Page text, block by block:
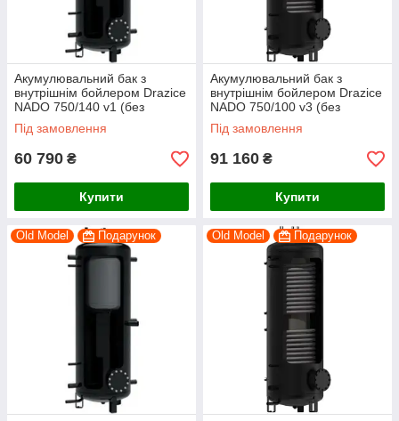
Акумулювальний бак з
внутрішнім бойлером Drazice
NADO 750/140 v1 (без
ізоляції)
Під замовлення
60 790 ₴
Купити
Акумулювальний бак з
внутрішнім бойлером Drazice
NADO 750/100 v3 (без
ізоляції)
Під замовлення
91 160 ₴
Купити
Old Model Подарунок Old Model Подарунок